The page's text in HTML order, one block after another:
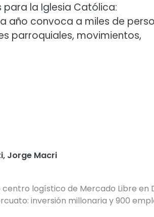
la Iglesia Católica:
año convoca a miles de
parroquiales, movimientos,
, Jorge Macri
centro logístico de Mercado Libre en
inversión millonaria y 900